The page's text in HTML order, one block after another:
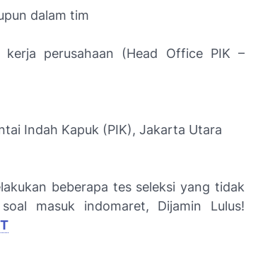
dalam tim
perusahaan (Head Office PIK –
Indah Kapuk (PIK), Jakarta Utara
beberapa tes seleksi yang tidak
masuk indomaret, Dijamin Lulus!